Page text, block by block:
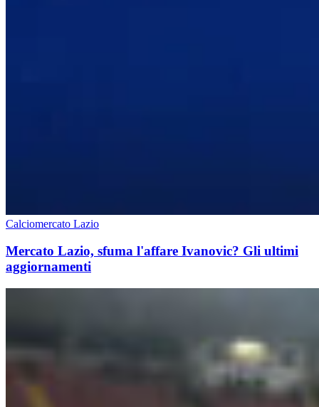
Calciomercato Lazio
Mercato Lazio, sfuma l'affare Ivanovic? Gli ultimi
aggiornamenti